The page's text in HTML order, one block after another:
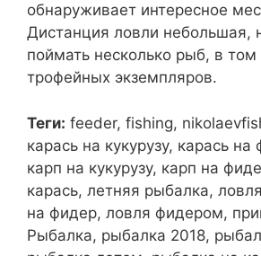
обнаруживает интересное
Дистанция ловли небольшая,
поймать несколько рыб, в том
трофейных экземпляров.
Теги: feeder, fishing,
карась на кукурузу, карась
карп на кукурузу, карп на
карась, летняя рыбалка,
на фидер, ловля фидером,
Рыбалка, рыбалка 2018,